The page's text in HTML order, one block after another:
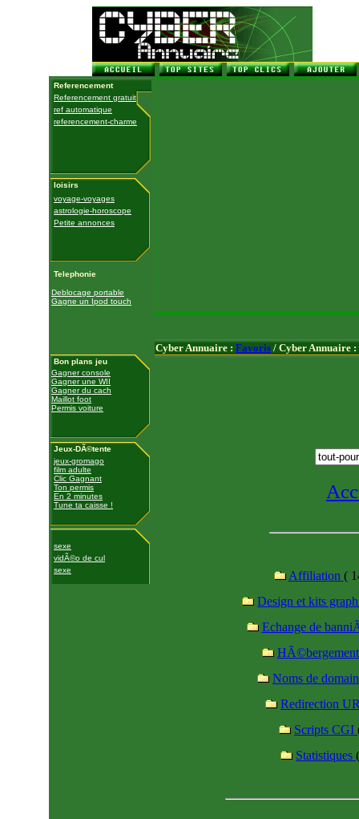
Referencement
Referencement gratuit
ref automatique
referencement-charme
loisirs
voyage-voyages
astrologie-horoscope
Petite annonces
Telephonie
Deblocage portable
Gagne un Ipod touch
Bon plans jeu
Gagner console
Gagner une WII
Gagner du cach
Maillot foot
Permis voiture
Jeux-DÃ©tente
jeux-gromago
film adulte
Clic Gagnant
Ton permis
En 2 minutes
Tune ta caisse !
sexe
vidÃ©o de cul
sexe
Cyber Annuaire : Favoris / Cyber Annuaire :
Affiliation (
Design et kits
Echange de
Noms de
Redirection
Scripts CGI
Statistiques